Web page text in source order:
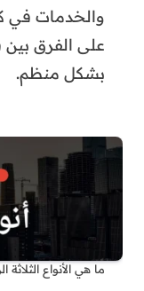
والخدمات في
على الفرق
بشكل منظم.
ما هي الأنواع